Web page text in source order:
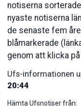
notiserna
nyaste notiserna
de senaste fem
blåmarkerade
genom att klicka på
Ufs-informationen
20:44
Hämta Ufsnotiser från: